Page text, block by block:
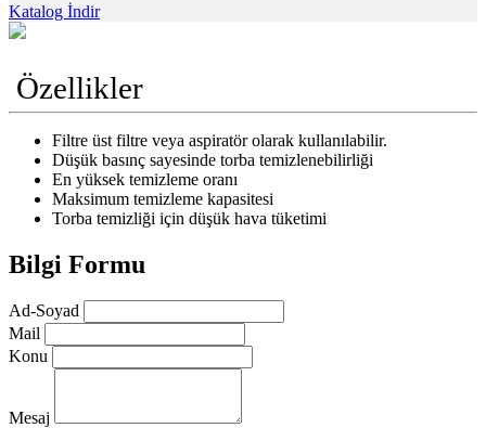
Katalog İndir
Özellikler
Filtre üst filtre veya aspiratör olarak kullanılabilir.
Düşük basınç sayesinde torba temizlenebilirliği
En yüksek temizleme oranı
Maksimum temizleme kapasitesi
Torba temizliği için düşük hava tüketimi
Bilgi Formu
Ad-Soyad
Mail
Konu
Mesaj